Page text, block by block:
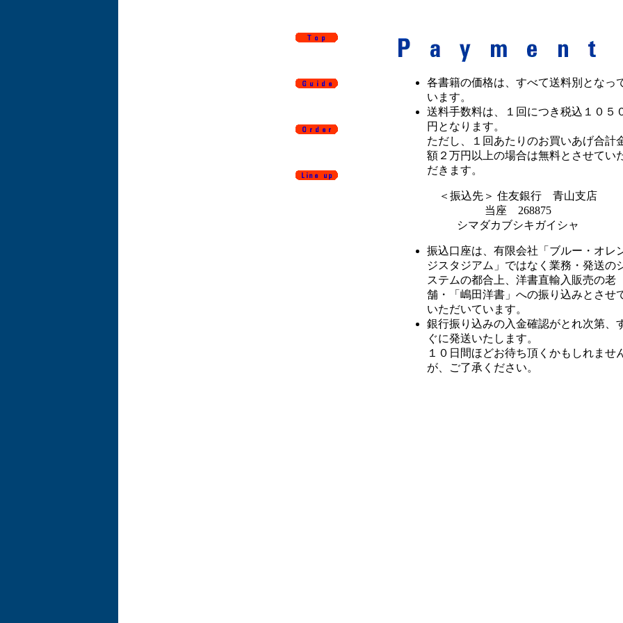
各書籍の価格は、すべて送料別となっ
います。
送料手数料は、１回につき税込１０５
円となります。
ただし、１回あたりのお買いあげ合計
額２万円以上の場合は無料とさせてい
だきます。
＜振込先＞ 住友銀行 青山支店
当座 268875
シマダカブシキガイシャ
振込口座は、有限会社「ブルー・オレ
ジスタジアム」ではなく業務・発送の
ステムの都合上、洋書直輸入販売の老
舗・「嶋田洋書」への振り込みとさせ
いただいています。
銀行振り込みの入金確認がとれ次第、
ぐに発送いたします。
１０日間ほどお待ち頂くかもしれませ
が、ご了承ください。